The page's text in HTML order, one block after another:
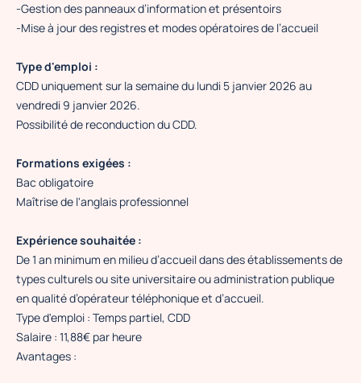
-Gestion des panneaux d’information et présentoirs
-Mise à jour des registres et modes opératoires de l’accueil
Type d'emploi :
CDD uniquement sur la semaine du lundi 5 janvier 2026 au
vendredi 9 janvier 2026.
Possibilité de reconduction du CDD.
Formations exigées :
Bac obligatoire
Maîtrise de l'anglais professionnel
Expérience souhaitée :
De 1 an minimum en milieu d’accueil dans des établissements de
types culturels ou site universitaire ou administration publique
en qualité d’opérateur téléphonique et d’accueil.
Type d'emploi : Temps partiel, CDD
Salaire : 11,88€ par heure
Avantages :